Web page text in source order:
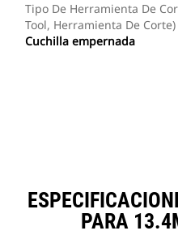
Tipo De Herramienta De
Tool, Herramienta De Corte)
Cuchilla empernada
PARA